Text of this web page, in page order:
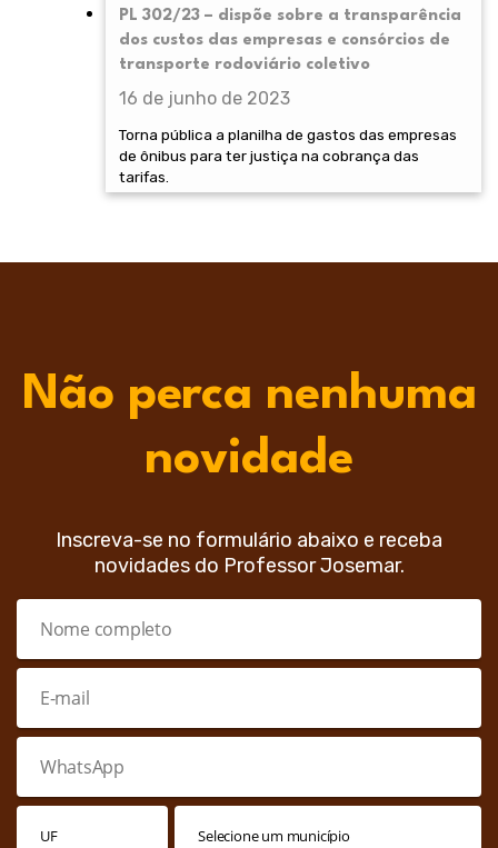
PL 302/23 – dispõe sobre a transparência
dos custos das empresas e consórcios de
transporte rodoviário coletivo
16 de junho de 2023
Torna pública a planilha de gastos das empresas
de ônibus para ter justiça na cobrança das
tarifas.
Não perca nenhuma
novidade
Inscreva-se no formulário abaixo e receba
novidades do Professor Josemar.